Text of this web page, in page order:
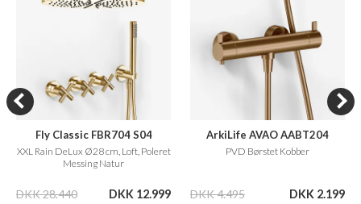
Fly Classic FBR704 S04
XXL Rain DeLux Ø28 cm, Loft, Poleret
Messing Natur
DKK 28.440 DKK 12.999
ArkiLife AVAO AABT204
PVD Børstet Kobber
DKK 4.495 DKK 2.199